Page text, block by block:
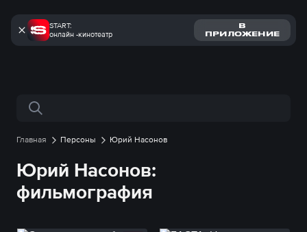
START:
онлайн -кинотеатр
В
ПРИЛОЖЕНИЕ
Поиск по сайту
Главная Персоны Юрий Насонов
Юрий Насонов:
фильмография